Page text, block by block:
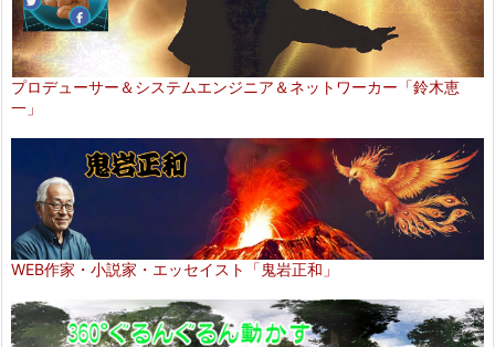
プロデューサー＆システムエンジニア＆ネットワーカー「鈴木恵
一」
WEB作家・小説家・エッセイスト「鬼岩正和」